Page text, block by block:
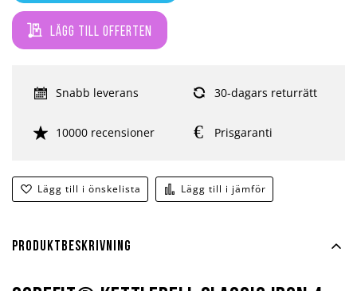
Lägg till offerten
Lägg till i önskelista Lägg till i jämför
Snabb leverans 30-dagars returrätt
10000 recensioner Prisgaranti
Produktbeskrivning